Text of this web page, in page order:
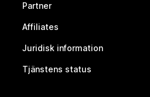
Partner
Affiliates
Juridisk information
Tjänstens status